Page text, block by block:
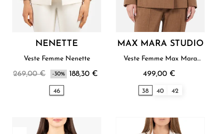
NENETTE
Veste Femme Nenette
269,00 € -30% 188,30 €
46
MAX MARA STUDIO
Veste Femme Max Mara
499,00 €
38 40 42